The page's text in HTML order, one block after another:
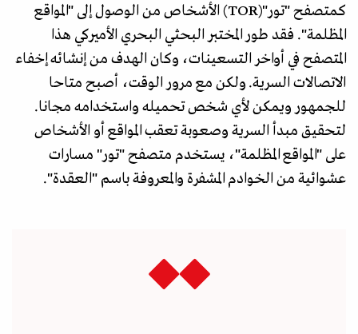
كمتصفح "تور"(TOR) الأشخاص من الوصول إلى "المواقع
المظلمة". فقد طور المختبر البحثي البحري الأميركي هذا
المتصفح في أواخر التسعينات، وكان الهدف من إنشائه إخفاء
الاتصالات السرية. ولكن مع مرور الوقت، أصبح متاحا
للجمهور ويمكن لأي شخص تحميله واستخدامه مجانا.
لتحقيق مبدأ السرية وصعوبة تعقب المواقع أو الأشخاص
على "المواقع المظلمة"، يستخدم متصفح "تور" مسارات
عشوائية من الخوادم المشفرة والمعروفة باسم "العقدة".